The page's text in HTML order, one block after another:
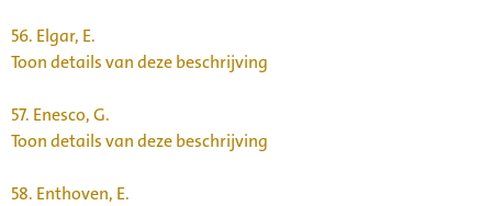
56. Elgar, E.
Toon details van deze beschrijving
57. Enesco, G.
Toon details van deze beschrijving
58. Enthoven, E.